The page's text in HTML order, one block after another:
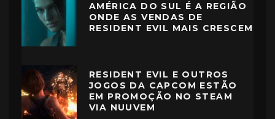
AMÉRICA DO SUL É A REGIÃO
ONDE AS VENDAS DE
RESIDENT EVIL MAIS CRESCEM
RESIDENT EVIL E OUTROS
JOGOS DA CAPCOM ESTÃO
EM PROMOÇÃO NO STEAM
VIA NUUVEM